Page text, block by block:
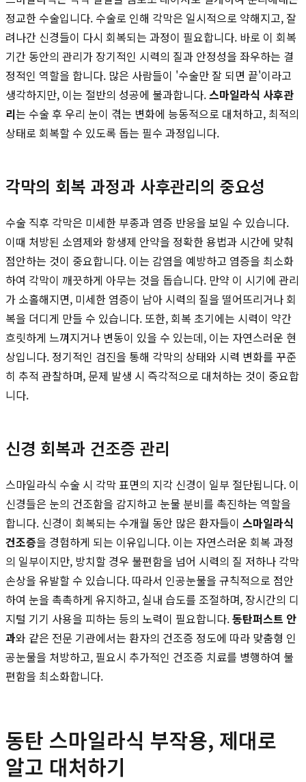
정교한 수술입니다. 수술로 인해 각막은 일시적으로 약해지고, 잘
려나간 신경들이 다시 회복되는 과정이 필요합니다. 바로 이 회복
기간 동안의 관리가 장기적인 시력의 질과 안정성을 좌우하는 결
정적인 역할을 합니다. 많은 사람들이 '수술만 잘 되면 끝'이라고
생각하지만, 이는 절반의 성공에 불과합니다.스마일라식 사후관
리는 수술 후 우리 눈이 겪는 변화에 능동적으로 대처하고, 최적의
상태로 회복할 수 있도록 돕는 필수 과정입니다.
각막의 회복 과정과 사후관리의 중요성
수술 직후 각막은 미세한 부종과 염증 반응을 보일 수 있습니다.
이때 처방된 소염제와 항생제 안약을 정확한 용법과 시간에 맞춰
점안하는 것이 중요합니다. 이는 감염을 예방하고 염증을 최소화
하여 각막이 깨끗하게 아무는 것을 돕습니다. 만약 이 시기에 관리
가 소홀해지면, 미세한 염증이 남아 시력의 질을 떨어뜨리거나 회
복을 더디게 만들 수 있습니다. 또한, 회복 초기에는 시력이 약간
흐릿하게 느껴지거나 변동이 있을 수 있는데, 이는 자연스러운 현
상입니다. 정기적인 검진을 통해 각막의 상태와 시력 변화를 꾸준
히 추적 관찰하며, 문제 발생 시 즉각적으로 대처하는 것이 중요합
니다.
신경 회복과 건조증 관리
스마일라식 수술 시 각막 표면의 지각 신경이 일부 절단됩니다. 이
신경들은 눈의 건조함을 감지하고 눈물 분비를 촉진하는 역할을
합니다. 신경이 회복되는 수개월 동안 많은 환자들이 스마일라식
건조증을 경험하게 되는 이유입니다. 이는 자연스러운 회복 과정
의 일부이지만, 방치할 경우 불편함을 넘어 시력의 질 저하나 각막
손상을 유발할 수 있습니다. 따라서 인공눈물을 규칙적으로 점안
하여 눈을 촉촉하게 유지하고, 실내 습도를 조절하며, 장시간의 디
지털 기기 사용을 피하는 등의 노력이 필요합니다.동탄퍼스트 안
과와 같은 전문 기관에서는 환자의 건조증 정도에 따라 맞춤형 인
공눈물을 처방하고, 필요시 추가적인 건조증 치료를 병행하여 불
편함을 최소화합니다.
동탄 스마일라식 부작용, 제대로
알고 대처하기